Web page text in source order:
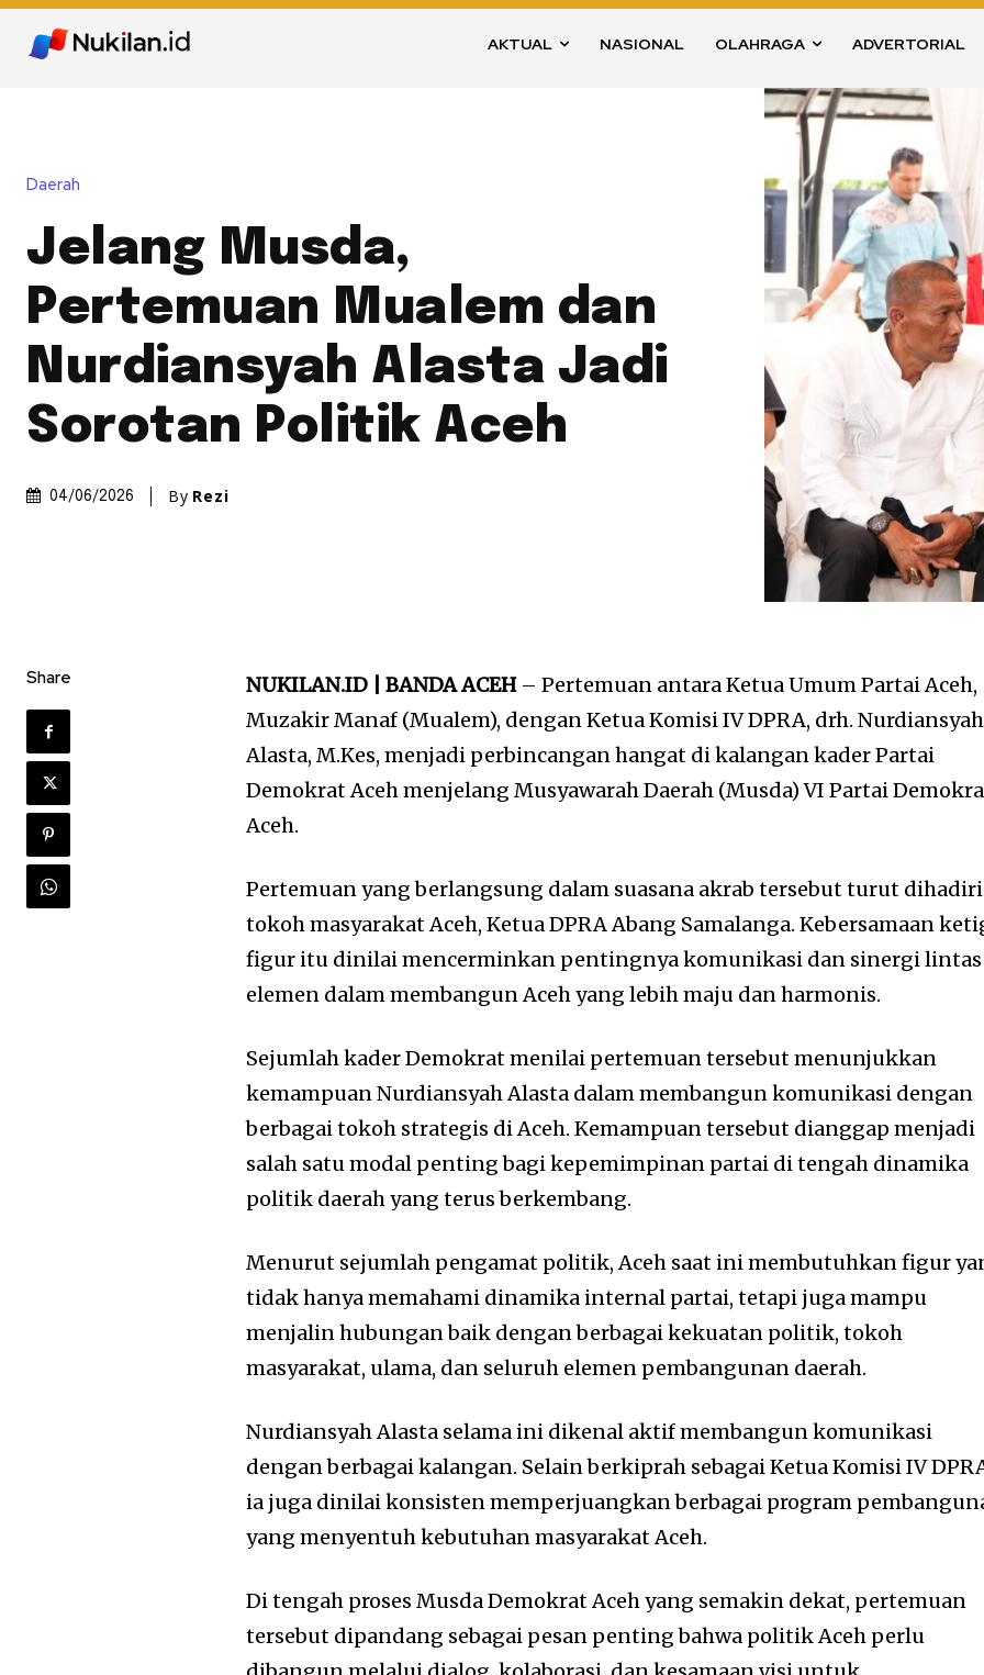
AKTUAL NASIONAL OLAHRAGA ADVERTORIAL
Daerah
Jelang Musda,
Pertemuan Mualem dan
Nurdiansyah Alasta Jadi
Sorotan Politik Aceh
04/06/2026 By Rezi
Share NUKILAN.ID | BANDA ACEH– Pertemuan antara Ketua Umum Partai Aceh,
Muzakir Manaf (Mualem), dengan Ketua Komisi IV DPRA, drh. Nurdiansyah
Alasta, M.Kes, menjadi perbincangan hangat di kalangan kader Partai
Demokrat Aceh menjelang Musyawarah Daerah (Musda) VI Partai
Aceh.
Pertemuan yang berlangsung dalam suasana akrab tersebut turut dihadiri
tokoh masyarakat Aceh, Ketua DPRA Abang Samalanga. Kebersamaan
figur itu dinilai mencerminkan pentingnya komunikasi dan sinergi lintas
elemen dalam membangun Aceh yang lebih maju dan harmonis.
Sejumlah kader Demokrat menilai pertemuan tersebut menunjukkan
kemampuan Nurdiansyah Alasta dalam membangun komunikasi dengan
berbagai tokoh strategis di Aceh. Kemampuan tersebut dianggap menjadi
salah satu modal penting bagi kepemimpinan partai di tengah dinamika
politik daerah yang terus berkembang.
Menurut sejumlah pengamat politik, Aceh saat ini membutuhkan figur
tidak hanya memahami dinamika internal partai, tetapi juga mampu
menjalin hubungan baik dengan berbagai kekuatan politik, tokoh
masyarakat, ulama, dan seluruh elemen pembangunan daerah.
Nurdiansyah Alasta selama ini dikenal aktif membangun komunikasi
dengan berbagai kalangan. Selain berkiprah sebagai Ketua Komisi IV
ia juga dinilai konsisten memperjuangkan berbagai program
yang menyentuh kebutuhan masyarakat Aceh.
Di tengah proses Musda Demokrat Aceh yang semakin dekat, pertemuan
tersebut dipandang sebagai pesan penting bahwa politik Aceh perlu